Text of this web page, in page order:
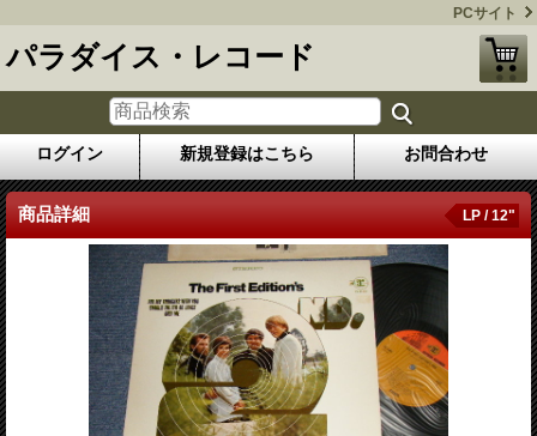
PCサイト
パラダイス・レコード
ログイン 新規登録はこちら お問合わせ
商品詳細 LP / 12"